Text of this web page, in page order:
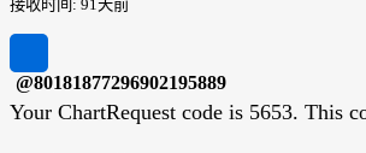
接收时间: 91天前
@80181877296902195889
Your ChartRequest code is 5653. This